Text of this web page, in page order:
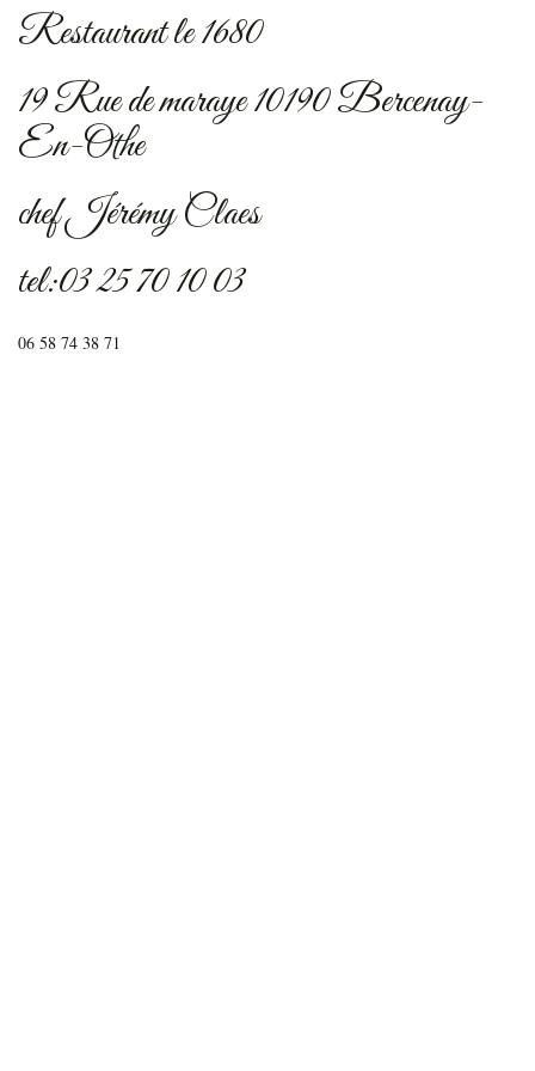
Restaurant le 1680
19 Rue de maraye 10190 Bercenay-
En-Othe
chef Jérémy Claes
tel:03 25 70 10 03
06 58 74 38 71